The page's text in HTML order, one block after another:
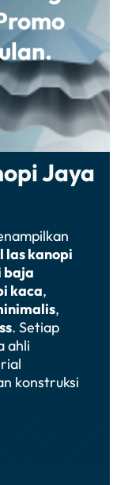
Jaya
las kanopi
baja
kaca,
,
. Setiap
ahli
konstruksi